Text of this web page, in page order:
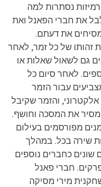
רמיזות נסתרות למה
את חברי הפאנל ואת
את דעתם.
זהותו של כל זמר, לאחר
גם לשאול שאלות או
לאחר סיום כל
עבור הזמר
והזמר שקיבל
את המסכה וחושף.
מפורסמים בעילום
שירה בכל. במהלך
שונים כחברים נוספים
חברי פאנל
מירי מסיקה